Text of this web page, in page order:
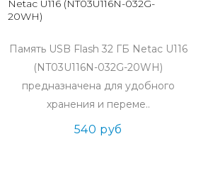
Netac U116 (NT03U116N-032G-
20WH)
Память USB Flash 32 ГБ Netac U116
(NT03U116N-032G-20WH)
предназначена для удобного
хранения и переме..
540 руб